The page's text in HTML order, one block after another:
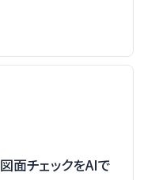
面チェックをAIで